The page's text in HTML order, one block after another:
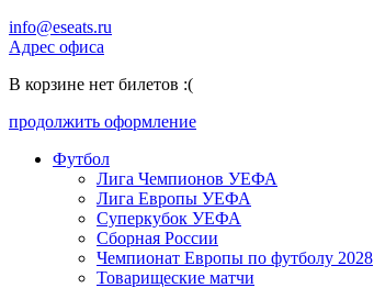
info@eseats.ru
Адрес офиса
В корзине нет билетов :(
продолжить оформление
Футбол
Лига Чемпионов УЕФА
Лига Европы УЕФА
Суперкубок УЕФА
Сборная России
Чемпионат Европы по футболу 2028
Товарищеские матчи